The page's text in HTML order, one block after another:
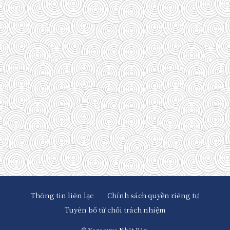
(29)
(128)
(33)
(33)
(35)
(58)
(95)
(83)
Thông tin liên lạc
Chính sách quyền riêng tư
Tuyên bố từ chối trách nhiệm